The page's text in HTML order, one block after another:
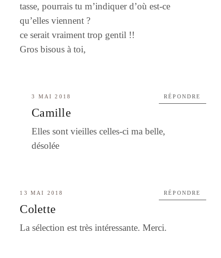
tasse, pourrais tu m’indiquer d’où est-ce
qu’elles viennent ?
ce serait vraiment trop gentil !!
Gros bisous à toi,
3 MAI 2018
Camille
Elles sont vieilles celles-ci ma belle,
désolée
RÉPONDRE
13 MAI 2018
Colette
La sélection est très intéressante. Merci.
RÉPONDRE